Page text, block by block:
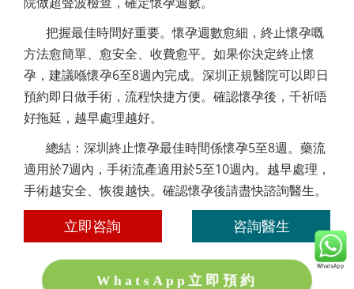
把握最佳時間好重要。懷孕週數愈細，終止懷孕嘅
方法愈簡單、愈安全、收費愈平。如果你決定終止懷
孕，建議喺懷孕6至8週內完成。深圳正規醫院可以即日
預約即日做手術，流程快捷方便。確認懷孕後，千祈唔
好拖延，越早處理越好。
總結：深圳終止懷孕最佳時間係懷孕5至8週。藥流
適用於7週內，手術流產適用於5至10週內。越早處理，
手術越安全、恢復越快。確認懷孕後請盡快諮詢醫生。
立即咨詢 咨詢醫生
WhatsApp立即預約